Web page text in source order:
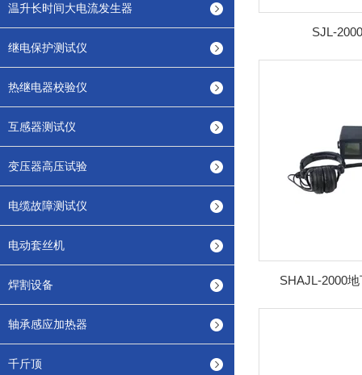
温升长时间大电流发生器
继电保护测试仪
热继电器校验仪
互感器测试仪
变压器高压试验
电缆故障测试仪
电动套丝机
焊割设备
轴承感应加热器
千斤顶
SJL-
SHAJL-2000